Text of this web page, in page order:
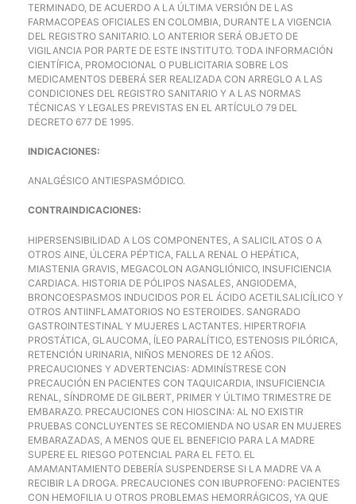
TERMINADO, DE ACUERDO A LA ÚLTIMA VERSIÓN DE LAS
FARMACOPEAS OFICIALES EN COLOMBIA, DURANTE LA VIGENCIA
DEL REGISTRO SANITARIO. LO ANTERIOR SERÁ OBJETO DE
VIGILANCIA POR PARTE DE ESTE INSTITUTO. TODA INFORMACIÓN
CIENTÍFICA, PROMOCIONAL O PUBLICITARIA SOBRE LOS
MEDICAMENTOS DEBERÁ SER REALIZADA CON ARREGLO A LAS
CONDICIONES DEL REGISTRO SANITARIO Y A LAS NORMAS
TÉCNICAS Y LEGALES PREVISTAS EN EL ARTÍCULO 79 DEL
DECRETO 677 DE 1995.
INDICACIONES:
ANALGÉSICO ANTIESPASMÓDICO.
CONTRAINDICACIONES:
HIPERSENSIBILIDAD A LOS COMPONENTES, A SALICILATOS O A
OTROS AINE, ÚLCERA PÉPTICA, FALLA RENAL O HEPÁTICA,
MIASTENIA GRAVIS, MEGACOLON AGANGLIÓNICO, INSUFICIENCIA
CARDIACA. HISTORIA DE PÓLIPOS NASALES, ANGIODEMA,
BRONCOESPASMOS INDUCIDOS POR EL ÁCIDO ACETILSALICÍLICO Y
OTROS ANTIINFLAMATORIOS NO ESTEROIDES. SANGRADO
GASTROINTESTINAL Y MUJERES LACTANTES. HIPERTROFIA
PROSTÁTICA, GLAUCOMA, ÍLEO PARALÍTICO, ESTENOSIS PILÓRICA,
RETENCIÓN URINARIA, NIÑOS MENORES DE 12 AÑOS.
PRECAUCIONES Y ADVERTENCIAS: ADMINÍSTRESE CON
PRECAUCIÓN EN PACIENTES CON TAQUICARDIA, INSUFICIENCIA
RENAL, SÍNDROME DE GILBERT, PRIMER Y ÚLTIMO TRIMESTRE DE
EMBARAZO. PRECAUCIONES CON HIOSCINA: AL NO EXISTIR
PRUEBAS CONCLUYENTES SE RECOMIENDA NO USAR EN MUJERES
EMBARAZADAS, A MENOS QUE EL BENEFICIO PARA LA MADRE
SUPERE EL RIESGO POTENCIAL PARA EL FETO. EL
AMAMANTAMIENTO DEBERÍA SUSPENDERSE SI LA MADRE VA A
RECIBIR LA DROGA. PRECAUCIONES CON IBUPROFENO: PACIENTES
CON HEMOFILIA U OTROS PROBLEMAS HEMORRÁGICOS, YA QUE